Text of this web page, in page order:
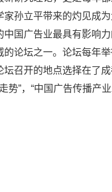
孙立平带来的灼见成
国广告业最具有影响
论坛之一。论坛每年
召开的地点选择在了
势”，“中国广告传播产